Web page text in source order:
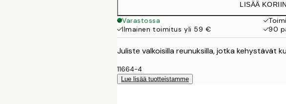
LISÄÄ KORIIN
Varastossa
Ilmainen toimitus yli 59 €
90
Juliste valkoisilla reunuksilla, jotka kehystävät
11664-4
Lue lisää tuotteistamme